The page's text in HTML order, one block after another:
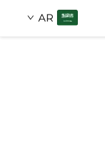
AR